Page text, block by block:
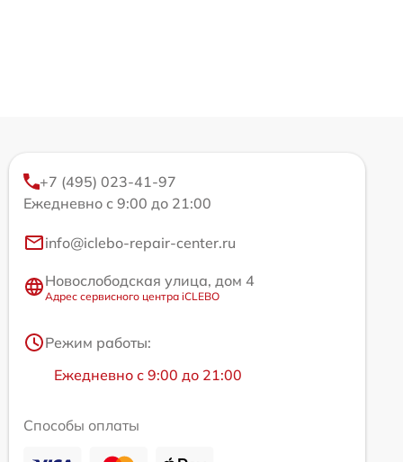
+7 (495) 023-41-97
Ежедневно с 9:00 до 21:00
info@iclebo-repair-center.ru
Новослободская улица, дом 4
Адрес сервисного центра iCLEBO
Режим работы:
Ежедневно с 9:00 до 21:00
Способы оплаты